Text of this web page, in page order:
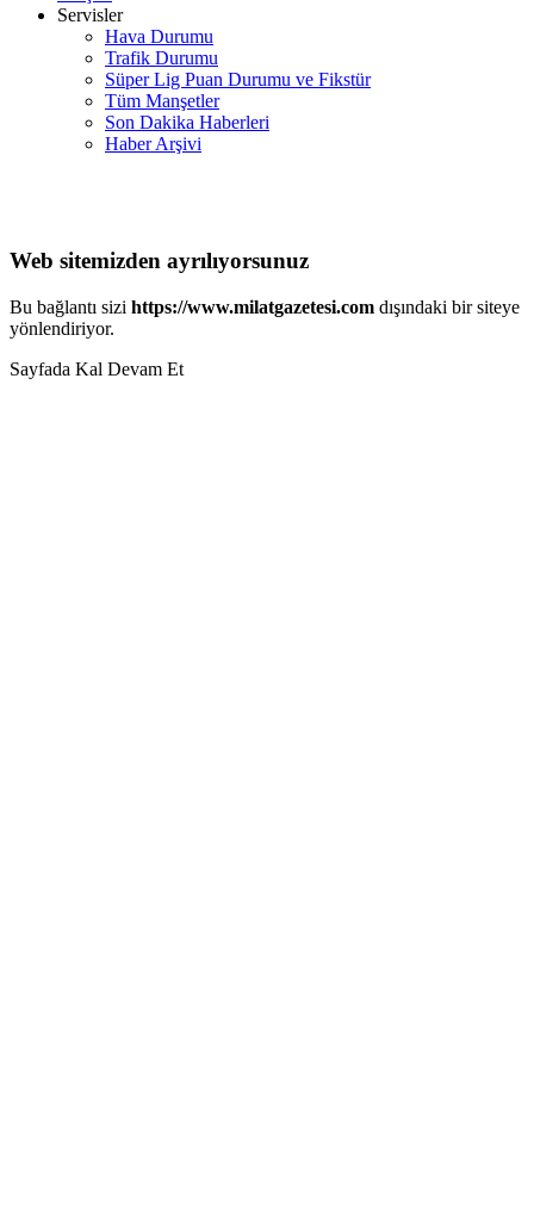
Servisler
Hava Durumu
Trafik Durumu
Süper Lig Puan Durumu ve Fikstür
Tüm Manşetler
Son Dakika Haberleri
Haber Arşivi
Web sitemizden ayrılıyorsunuz
Bu bağlantı sizi https://www.milatgazetesi.com dışındaki bir siteye
yönlendiriyor.
Sayfada Kal Devam Et